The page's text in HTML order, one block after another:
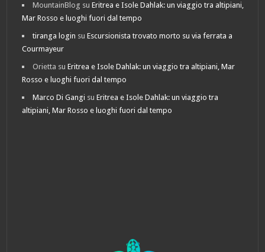
MountainBlog suEritrea e Isole Dahlak: un viaggio tra altipiani,
Mar Rosso e luoghi fuori dal tempo
tiranga login suEscursionista trovato morto su via ferrata a
Courmayeur
Orietta suEritrea e Isole Dahlak: un viaggio tra altipiani, Mar
Rosso e luoghi fuori dal tempo
Marco Di Gangi suEritrea e Isole Dahlak: un viaggio tra
altipiani, Mar Rosso e luoghi fuori dal tempo